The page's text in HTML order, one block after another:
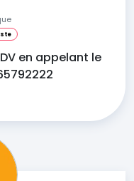
en appelant le